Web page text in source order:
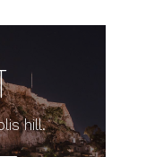
hill.